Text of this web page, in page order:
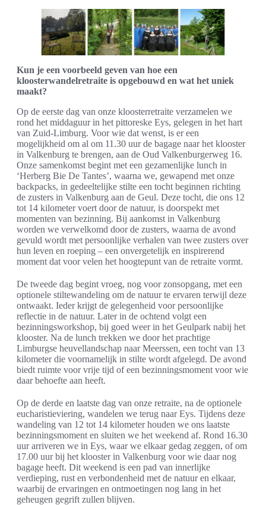
Kun je een voorbeeld geven van hoe een
kloosterwandelretraite is opgebouwd en wat het uniek
maakt?
Op de eerste dag van onze kloosterretraite verzamelen we
rond het middaguur in het pittoreske Eys, gelegen in het hart
van Zuid-Limburg. Voor wie dat wenst, is er een
mogelijkheid om al om 11.30 uur de bagage naar het klooster
in Valkenburg te brengen, aan de Oud Valkenburgerweg 16.
Onze samenkomst begint met een gezamenlijke lunch in
‘Herberg Bie De Tantes’, waarna we, gewapend met onze
backpacks, in gedeeltelijke stilte een tocht beginnen richting
de zusters in Valkenburg aan de Geul. Deze tocht, die ons 12
tot 14 kilometer voert door de natuur, is doorspekt met
momenten van bezinning. Bij aankomst in Valkenburg
worden we verwelkomd door de zusters, waarna de avond
gevuld wordt met persoonlijke verhalen van twee zusters over
hun leven en roeping – een onvergetelijk en inspirerend
moment dat voor velen het hoogtepunt van de retraite vormt.
De tweede dag begint vroeg, nog voor zonsopgang, met een
optionele stiltewandeling om de natuur te ervaren terwijl deze
ontwaakt. Ieder krijgt de gelegenheid voor persoonlijke
reflectie in de natuur. Later in de ochtend volgt een
bezinningsworkshop, bij goed weer in het Geulpark nabij het
klooster. Na de lunch trekken we door het prachtige
Limburgse heuvellandschap naar Meerssen, een tocht van 13
kilometer die voornamelijk in stilte wordt afgelegd. De avond
biedt ruimte voor vrije tijd of een bezinningsmoment voor wie
daar behoefte aan heeft.
Op de derde en laatste dag van onze retraite, na de optionele
eucharistieviering, wandelen we terug naar Eys. Tijdens deze
wandeling van 12 tot 14 kilometer houden we ons laatste
bezinningsmoment en sluiten we het weekend af. Rond 16.30
uur arriveren we in Eys, waar we elkaar gedag zeggen, of om
17.00 uur bij het klooster in Valkenburg voor wie daar nog
bagage heeft. Dit weekend is een pad van innerlijke
verdieping, rust en verbondenheid met de natuur en elkaar,
waarbij de ervaringen en ontmoetingen nog lang in het
geheugen gegrift zullen blijven.